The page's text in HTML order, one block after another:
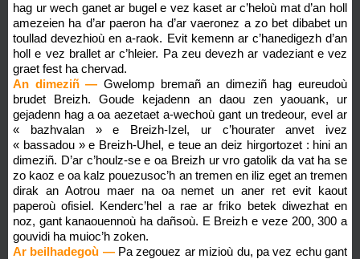
hag ur wech ganet ar bugel e vez kaset ar c’heloù mat d’an holl
amezeien ha d’ar paeron ha d’ar vaeronez a zo bet dibabet un
toullad devezhioù en a-raok. Evit kemenn ar c’hanedigezh d’an
holl e vez brallet ar c’hleier. Pa zeu devezh ar vadeziant e vez
graet fest ha chervad.
An dimeziñ — Gwelomp bremañ an dimeziñ hag eureudoù
brudet Breizh. Goude kejadenn an daou zen yaouank, ur
gejadenn hag a oa aezetaet a-wechoù gant un tredeour, evel ar
« bazhvalan » e Breizh-Izel, ur c’hourater anvet ivez
« bassadou » e Breizh-Uhel, e teue an deiz hirgortozet : hini an
dimeziñ. D’ar c’houlz-se e oa Breizh ur vro gatolik da vat ha se
zo kaoz e oa kalz pouezusoc’h an tremen en iliz eget an tremen
dirak an Aotrou maer na oa nemet un aner ret evit kaout
paperoù ofisiel. Kenderc’hel a rae ar friko betek diwezhat en
noz, gant kanaouennoù ha dañsoù. E Breizh e veze 200, 300 a
gouvidi ha muioc’h zoken.
Ar beilhadegoù — Pa zegouez ar mizioù du, pa vez echu gant